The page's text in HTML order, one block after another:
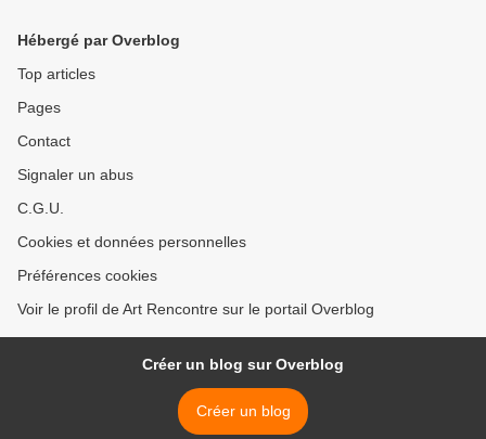
Hébergé par Overblog
Top articles
Pages
Contact
Signaler un abus
C.G.U.
Cookies et données personnelles
Préférences cookies
Voir le profil de Art Rencontre sur le portail Overblog
Créer un blog sur Overblog
Créer un blog